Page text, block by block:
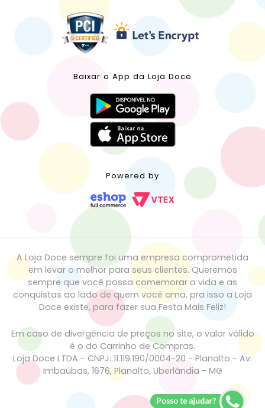
Baixar o App da Loja Doce
Powered by
A Loja Doce sempre foi uma empresa comprometida
em levar o melhor para seus clientes. Queremos
sempre que você possa comemorar a vida e as
conquistas ao lado de quem você ama, pra isso a Loja
Doce existe, para fazer sua Festa Mais Feliz!
Em caso de divergência de preços no site, o valor válido
é o do Carrinho de Compras.
Loja Doce LTDA - CNPJ: 11.119.190/0004-20 - Planalto - Av.
Imbaúbas, 1676, Planalto, Uberlândia - MG